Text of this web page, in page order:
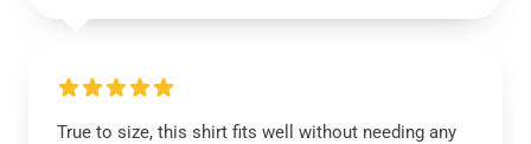
True to size, this shirt fits well without needing any